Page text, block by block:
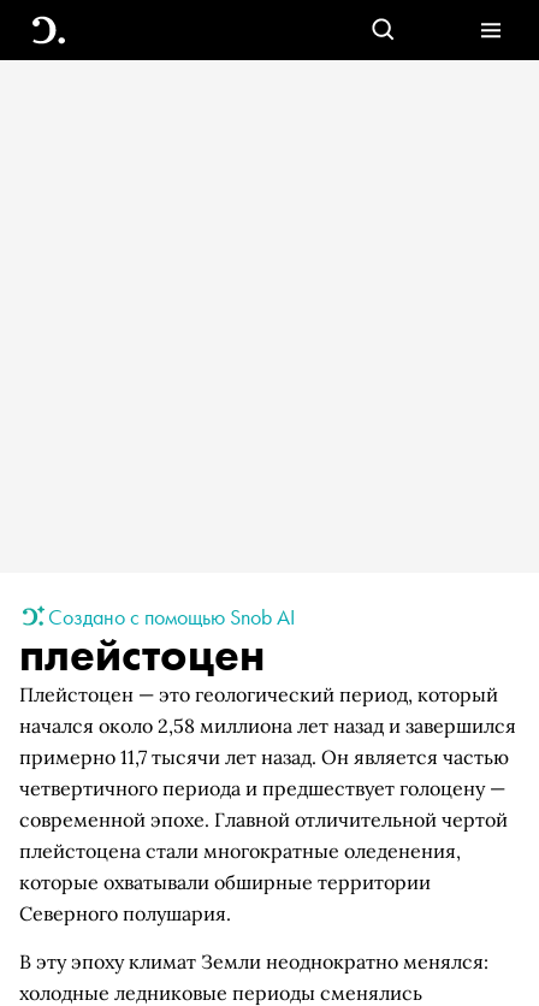
Создано с помощью Snob AI
плейстоцен
Плейстоцен — это геологический период, который
начался около 2,58 миллиона лет назад и завершился
примерно 11,7 тысячи лет назад. Он является частью
четвертичного периода и предшествует голоцену —
современной эпохе. Главной отличительной чертой
плейстоцена стали многократные оледенения,
которые охватывали обширные территории
Северного полушария.
В эту эпоху климат Земли неоднократно менялся:
холодные ледниковые периоды сменялись